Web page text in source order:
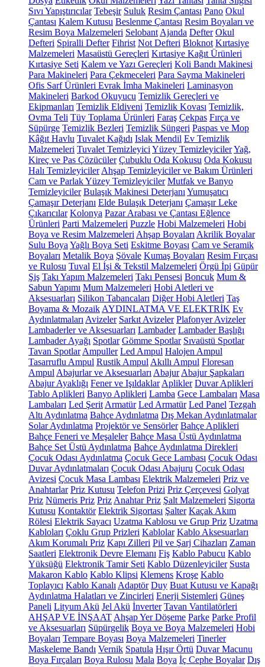
Sıvı Yapıştırıcılar Tebeşir Suluk Resim Çantası Pano Okul
Çantası Kalem Kutusu Beslenme Çantası Resim Boyaları ve
Resim Boya Malzemeleri Selobant Ajanda Defter Okul
Defteri Spiralli Defter Fihrist Not Defteri Bloknot Kırtasiye
Malzemeleri Masaüstü Gereçleri Kırtasiye Kağıt Ürünleri
Kırtasiye Seti Kalem ve Yazı Gereçleri Koli Bandı Makinesi
Para Makineleri Para Çekmeceleri Para Sayma Makineleri
Ofis Sarf Ürünleri Evrak İmha Makineleri Laminasyon
Makineleri Barkod Okuyucu Temizlik Gereçleri ve
Ekipmanları Temizlik Eldiveni Temizlik Kovası Temizlik,
Ovma Teli Tüy Toplama Ürünleri Faraş Çekpas Fırça ve
Süpürge Temizlik Bezleri Temizlik Süngeri Paspas ve Mop
Kâğıt Havlu Tuvalet Kağıdı Islak Mendil Ev Temizlik
Malzemeleri Tuvalet Temizleyici Yüzey TemizleyicilerYağ,
Kireç ve Pas Çözücüler Çubuklu Oda Kokusu Oda Kokusu
Halı Temizleyiciler Ahşap Temizleyiciler ve Bakım Ürünleri
Cam ve Parlak Yüzey Temizleyiciler Mutfak ve Banyo
Temizleyiciler Bulaşık Makinesi Deterjanı Yumuşatıcı
Çamaşır Deterjanı Elde Bulaşık Deterjanı Çamaşır Leke
Çıkarıcılar Kolonya Pazar Arabası ve Çantası Eğlence
Ürünleri Parti Malzemeleri Puzzle Hobi Malzemeleri Hobi
Boya ve Resim Malzemeleri Ahşap Boyaları Akrilik Boyalar
Sulu Boya Yağlı Boya Seti Eskitme Boyası Cam ve Seramik
Boyaları Metalik Boya Şövale Kumaş Boyaları Resim Fırçası
ve Rulosu Tuval El İşi & Tekstil Malzemeleri Örgü İpi Güpür
Şiş Takı Yapım Malzemeleri Takı Pensesi Boncuk Mum &
Sabun Yapımı Mum Malzemeleri Hobi Aletleri ve
Aksesuarları Silikon Tabancaları Diğer Hobi Aletleri Taş
Boyama & Mozaik AYDINLATMA VE ELEKTRİK Ev
Aydınlatmaları Avizeler Sarkıt Avizeler Plafonyer Avizeler
Lambaderler ve Aksesuarları Lambader Lambader Başlığı
Lambader Ayağı Spotlar Gömme Spotlar Sıvaüstü Spotlar
Tavan Spotlar Ampuller Led Ampul Halojen Ampul
Tasarruflu Ampul Rustik Ampul Akıllı Ampul Floresan
Ampul Abajurlar ve Aksesuarları Abajur Abajur Şapkaları
Abajur Ayaklığı Fener ve Işıldaklar Aplikler Duvar Aplikleri
Tablo Aplikleri Banyo Aplikleri Lamba Gece Lambaları Masa
Lambaları Led Şerit Armatür Led Armatür Led Panel Tezgah
Altı Aydınlatma Bahçe Aydınlatma Dış Mekan Aydınlatmalar
Solar Aydınlatma Projektör ve Sensörler Bahçe Aplikleri
Bahçe Feneri ve Meşaleler Bahçe Masa Üstü Aydınlatma
Bahçe Set Üstü Aydınlatma Bahçe Aydınlatma Direkleri
Çocuk Odası Aydınlatma Çocuk Gece Lambası Çocuk Odası
Duvar Aydınlatmaları Çocuk Odası Abajuru Çocuk Odası
Avizesi Çocuk Masa Lambası Elektrik Malzemeleri Priz ve
Anahtarlar Priz Kutusu Telefon Prizi Priz Çerçevesi Golyat
Priz Nümeris Priz Priz Anahtar Priz Şalt Malzemeleri Sigorta
Kutusu Kontaktör Elektrik Sigortası Şalter Kaçak Akım
Rölesi Elektrik Sayacı Uzatma Kablosu ve Grup Priz Uzatma
Kabloları Çoklu Grup Prizleri Kablolar Kablo Aksesuarları
Akım Korumalı Priz Kapı Zilleri Pil ve Şarj Cihazları Zaman
Saatleri Elektronik Devre Elemanı Fiş Kablo Pabucu Kablo
Yüksüğü Elektronik Tamir Seti Kablo Düzenleyiciler Susta
Makaron Kablo Kablo Klipsi Klemens Kroşe Kablo
Toplayıcı Kablo Kanalı Adaptör Duy Buat Kutusu ve Kapağı
Aydınlatma Halatları ve Zincirleri Enerji Sistemleri Güneş
Paneli Lityum Akü Jel Akü İnverter Tavan Vantilatörleri
AHŞAP VE İNŞAAT Ahşap Yer Döşeme Parke Parke Profil
ve Aksesuarları Süpürgelik Boya ve Boya Malzemeleri Hobi
Boyaları Tempare Boyası Boya Malzemeleri Tinerler
Maskeleme Bandı Vernik Spatula Hışır Örtü Duvar Macunu
Boya Fırçaları Boya Rulosu Mala Boya İç Cephe Boyalar Dış